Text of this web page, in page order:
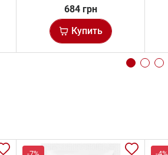
684 грн
Купить